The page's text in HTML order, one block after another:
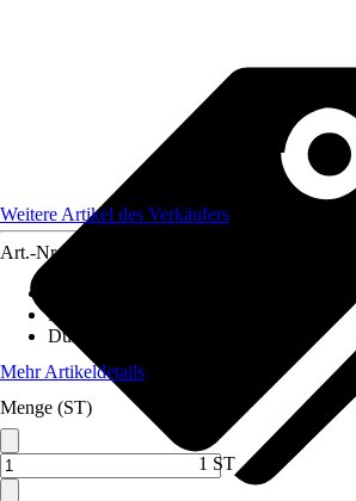
Weitere Artikel des Verkäufers
Art.-Nr.
Höhe
Durchmesser
Mehr Artikeldetails
Menge (ST)
1 ST